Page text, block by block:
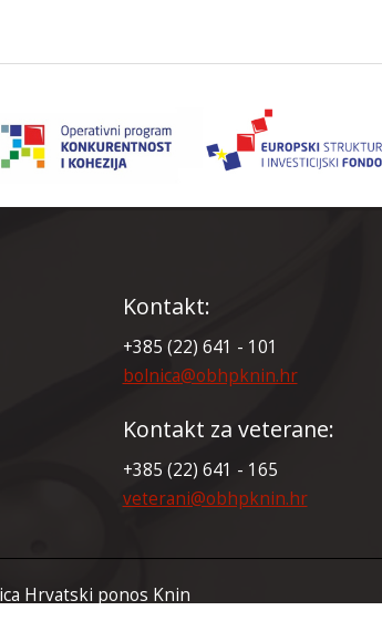
Kontakt:
+385 (22) 641 - 101
bolnica@obhpknin.hr
Kontakt za veterane:
+385 (22) 641 - 165
veterani@obhpknin.hr
Hrvatski ponos Knin